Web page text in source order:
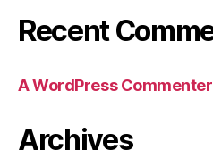
Recent
A WordPress Commenter
Archives